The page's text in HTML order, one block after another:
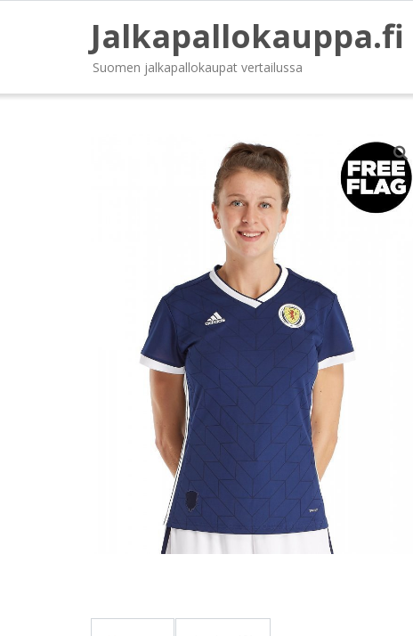
Jalkapallokauppa.fi
Suomen jalkapallokaupat vertailussa